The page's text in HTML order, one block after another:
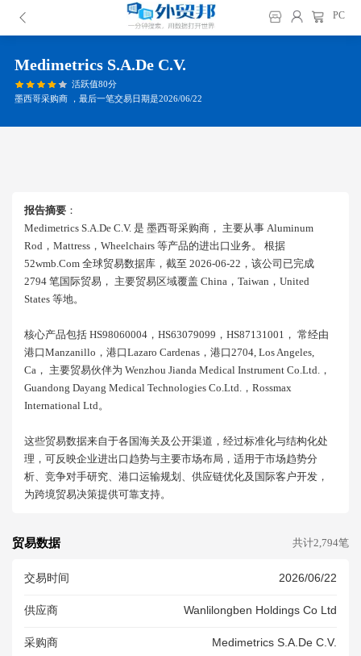
PC
Medimetrics S.a.de C.v.
活跃值80分
墨西哥采购商 ，最后一笔交易日期是2026/06/22
报告摘要 ：
Medimetrics S.a.de C.v. 是 墨西哥采购商， 主要从事 Aluminum
Rod，mattress，wheelchairs 等产品的进出口业务。 根据
52wmb.com 全球贸易数据库，截至 2026-06-22，该公司已完成
2794 笔国际贸易， 主要贸易区域覆盖 China，taiwan，united
States 等地。
核心产品包括 HS98060004，HS63079099，HS87131001， 常经由
港口manzanillo，港口lazaro Cardenas，港口2704, Los Angeles,
Ca， 主要贸易伙伴为 Wenzhou Jianda Medical Instrument Co.ltd.，
Guandong Dayang Medical Technologies Co.ltd.，rossmax
International Ltd。
这些贸易数据来自于各国海关及公开渠道，经过标准化与结构化处
理，可反映企业进出口趋势与主要市场布局，适用于市场趋势分
析、竞争对手研究、港口运输规划、供应链优化及国际客户开发，
为跨境贸易决策提供可靠支持。
贸易数据 共计2,794笔
交易时间 2026/06/22
供应商 Wanlilongben Holdings Co Ltd
采购商 Medimetrics S.a.de C.v.